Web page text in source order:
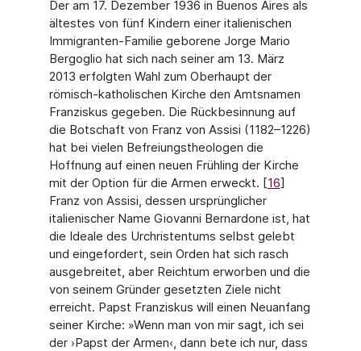
Der am 17. Dezember 1936 in Buenos Aires als
ältestes von fünf Kindern einer italieni­schen
Immigranten-Familie geborene Jorge Mario
Bergoglio hat sich nach seiner am 13. März
2013 erfolgten Wahl zum Oberhaupt der
römisch-katholischen Kirche den Amts­namen
Franziskus gegeben. Die Rückbesinnung auf
die Botschaft von Franz von Assisi (1182–1226)
hat bei vielen Befreiungstheologen die
Hoffnung auf einen neuen Frühling der Kirche
mit der Option für die Armen erweckt. [16]
Franz von Assisi, dessen ursprüngli­cher
italienischer Name Giovanni Bernardone ist, hat
die Ideale des Urchristentums selbst gelebt
und eingefordert, sein Orden hat sich rasch
ausgebreitet, aber Reichtum erworben und die
von seinem Gründer gesetzten Ziele nicht
erreicht. Papst Franziskus will einen Neuanfang
seiner Kirche: »Wenn man von mir sagt, ich sei
der ›Papst der Armen‹, dann bete ich nur, dass